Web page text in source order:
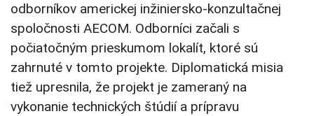
odborníkov americkej inžiniersko-konzultačnej
spoločnosti AECOM. Odborníci začali s
počiatočným prieskumom lokalít, ktoré sú
zahrnuté v tomto projekte. Diplomatická misia
tiež upresnila, že projekt je zameraný na
vykonanie technických štúdií a prípravu